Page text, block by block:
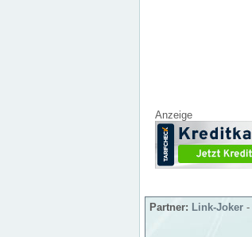
Anzeige
Partner: Link-Joker -